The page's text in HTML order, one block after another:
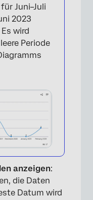
×
Juni–Juli
2023
wird
Periode
anzeigen:
die Daten
Datum wird